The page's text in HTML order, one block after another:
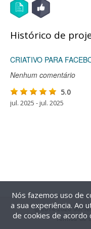
Histórico de
CRIATIVO PARA
Nenhum comentário
5.0
jul. 2025 - jul. 2025
@2014-2026
Termos de
Nós fazemos uso de
a sua experiência. Ao
de cookies de acordo